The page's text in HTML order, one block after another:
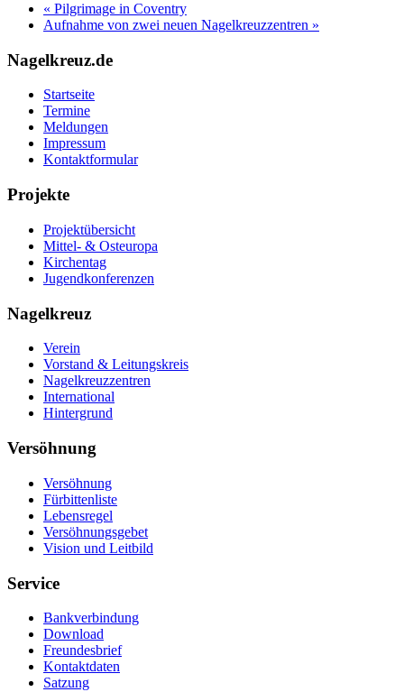
« Pilgrimage in Coventry
Aufnahme von zwei neuen Nagelkreuzzentren »
Nagelkreuz.de
Startseite
Termine
Meldungen
Impressum
Kontaktformular
Projekte
Projektübersicht
Mittel- & Osteuropa
Kirchentag
Jugendkonferenzen
Nagelkreuz
Verein
Vorstand & Leitungskreis
Nagelkreuzzentren
International
Hintergrund
Versöhnung
Versöhnung
Fürbittenliste
Lebensregel
Versöhnungsgebet
Vision und Leitbild
Service
Bankverbindung
Download
Freundesbrief
Kontaktdaten
Satzung